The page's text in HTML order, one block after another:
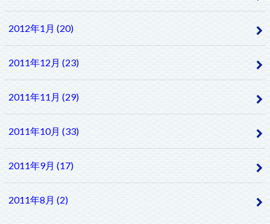
2012年1月 (20)
2011年12月 (23)
2011年11月 (29)
2011年10月 (33)
2011年9月 (17)
2011年8月 (2)